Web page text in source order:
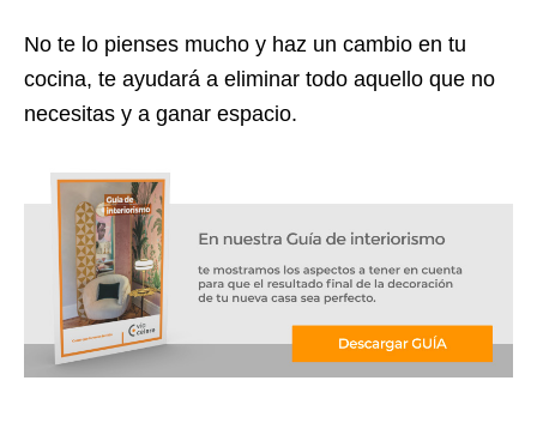
No te lo pienses mucho y haz un cambio en tu
cocina, te ayudará a eliminar todo aquello que no
necesitas y a ganar espacio.